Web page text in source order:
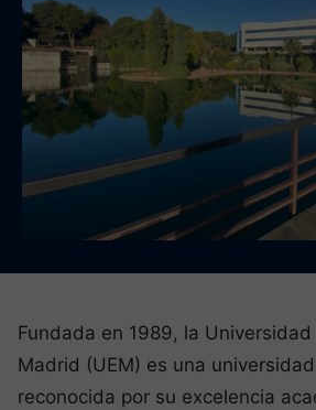
Fundada en 1989, la Universidad
Madrid (UEM) es una
reconocida por su excelencia